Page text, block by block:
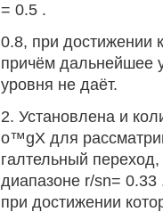
= 0.5 .
0.8, при достижении
причём дальнейшее
уровня не даёт.
2. Установлена и
o™gX для
галтельный
диапазоне r/sn= 0.33
при достижении